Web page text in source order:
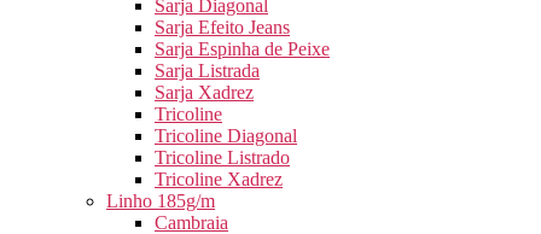
Sarja Diagonal
Sarja Efeito Jeans
Sarja Espinha de Peixe
Sarja Listrada
Sarja Xadrez
Tricoline
Tricoline Diagonal
Tricoline Listrado
Tricoline Xadrez
Linho 185g/m
Cambraia